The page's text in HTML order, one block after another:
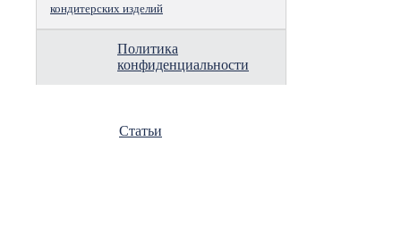
кондитерских изделий
Политика
конфиденциальности
Статьи